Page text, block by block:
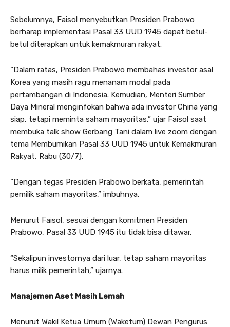
Sebelumnya, Faisol menyebutkan Presiden Prabowo
berharap implementasi Pasal 33 UUD 1945 dapat betul-
betul diterapkan untuk kemakmuran rakyat.
“Dalam ratas, Presiden Prabowo membahas investor asal
Korea yang masih ragu menanam modal pada
pertambangan di Indonesia. Kemudian, Menteri Sumber
Daya Mineral menginfokan bahwa ada investor China yang
siap, tetapi meminta saham mayoritas,” ujar Faisol saat
membuka talk show Gerbang Tani dalam live zoom dengan
tema Membumikan Pasal 33 UUD 1945 untuk Kemakmuran
Rakyat, Rabu (30/7).
“Dengan tegas Presiden Prabowo berkata, pemerintah
pemilik saham mayoritas,” imbuhnya.
Menurut Faisol, sesuai dengan komitmen Presiden
Prabowo, Pasal 33 UUD 1945 itu tidak bisa ditawar.
“Sekalipun investornya dari luar, tetap saham mayoritas
harus milik pemerintah,” ujarnya.
Manajemen Aset Masih Lemah
Menurut Wakil Ketua Umum (Waketum) Dewan Pengurus